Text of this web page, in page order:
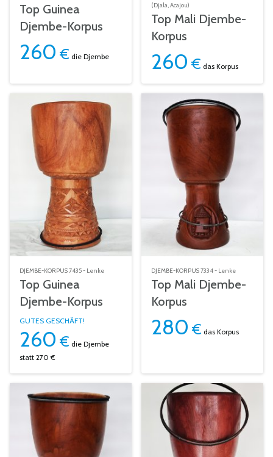
Top Guinea
Djembe-Korpus
260 € die Djembe
(Djala, Acajou)
Top Mali Djembe-
Korpus
260 € das Korpus
DJEMBE-KORPUS 7435 - Lenke
Top Guinea
Djembe-Korpus
GUTES GESCHÄFT!
260 € die Djembe
statt 270 €
DJEMBE-KORPUS 7334 - Lenke
Top Mali Djembe-
Korpus
280 € das Korpus